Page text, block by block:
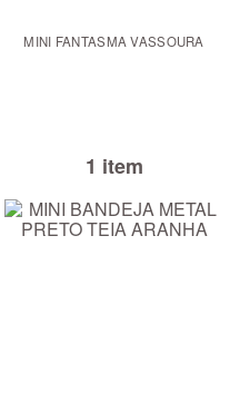
MINI FANTASMA VASSOURA
1 item